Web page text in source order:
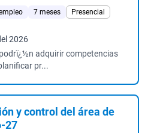
7 meses
Presencial
2026
adquirir competencias
pr...
y control del área de
27